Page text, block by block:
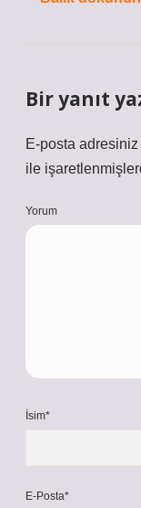
Bir yanıt
E-posta
ile
Yorum
İsim*
E-Posta*